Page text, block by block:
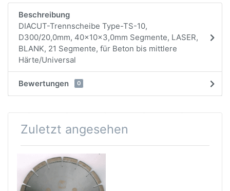
Beschreibung
DIACUT-Trennscheibe Type-TS-10,
D300/20,0mm, 40x10x3,0mm Segmente, LASER,
BLANK, 21 Segmente, für Beton bis mittlere
Härte/Universal
Bewertungen 0
Zuletzt angesehen